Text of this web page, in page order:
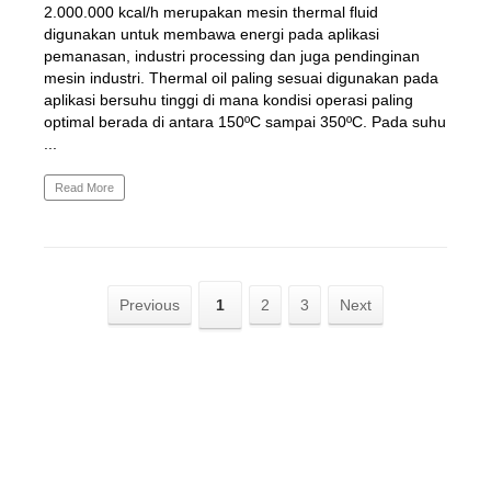
2.000.000 kcal/h merupakan mesin thermal fluid
digunakan untuk membawa energi pada aplikasi
pemanasan, industri processing dan juga pendinginan
mesin industri. Thermal oil paling sesuai digunakan pada
aplikasi bersuhu tinggi di mana kondisi operasi paling
optimal berada di antara 150ºC sampai 350ºC. Pada suhu
Read More
Previous 1 2 3 Next